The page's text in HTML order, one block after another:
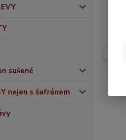
sušené
nejen s šafránem